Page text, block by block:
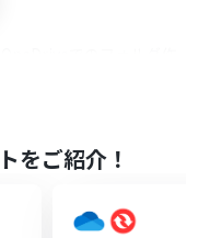
をYoomと連携しま
をご紹介！